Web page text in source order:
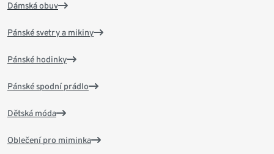
Dámská obuv
Pánské svetry a mikiny
Pánské hodinky
Pánské spodní prádlo
Dětská móda
Oblečení pro miminka